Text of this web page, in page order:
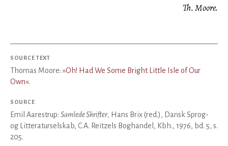
Th. Moore.
SOURCE TEXT
Thomas Moore: »Oh! Had We Some Bright Little Isle of Our
Own«.
SOURCE
Emil Aarestrup: Samlede Skrifter, Hans Brix (red.), Dansk Sprog-
og Litteraturselskab, C.A. Reitzels Boghandel, Kbh., 1976, bd. 5, s.
205.